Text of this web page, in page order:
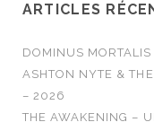
ARTICLES
DOMINUS
ASHTON NYTE &
– 2026
THE AWAKENING –